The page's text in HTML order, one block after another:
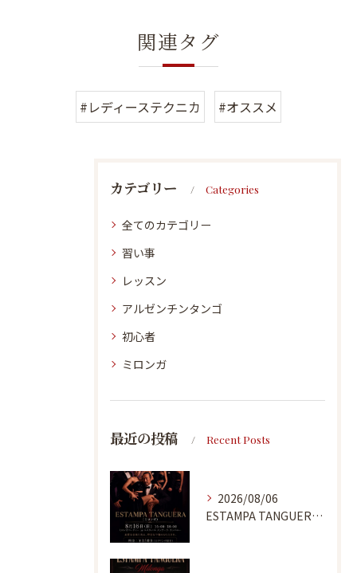
関連タグ
#レディーステクニカ #オススメ
カテゴリー Categories
全てのカテゴリー
習い事
レッスン
アルゼンチンタンゴ
初心者
ミロンガ
最近の投稿 Recent Posts
2026/08/06
ESTAMPA TANGUERA MILONGA